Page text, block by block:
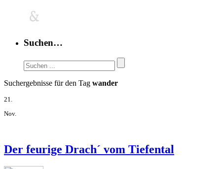
Suchen…
Suchergebnisse für den Tag wander
21.
Nov.
Der feurige Drach´ vom Tiefental